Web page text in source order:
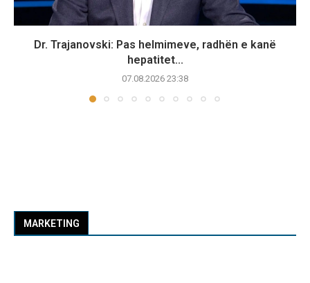
Dr. Trajanovski: Pas helmimeve, radhën e kanë
hepatitet...
07.08.2026 23:38
MARKETING